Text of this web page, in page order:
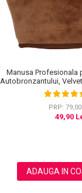
Manusa Profesionala
Autobronzantului,
KISS®
PRP:
49,90
ADAUGA IN